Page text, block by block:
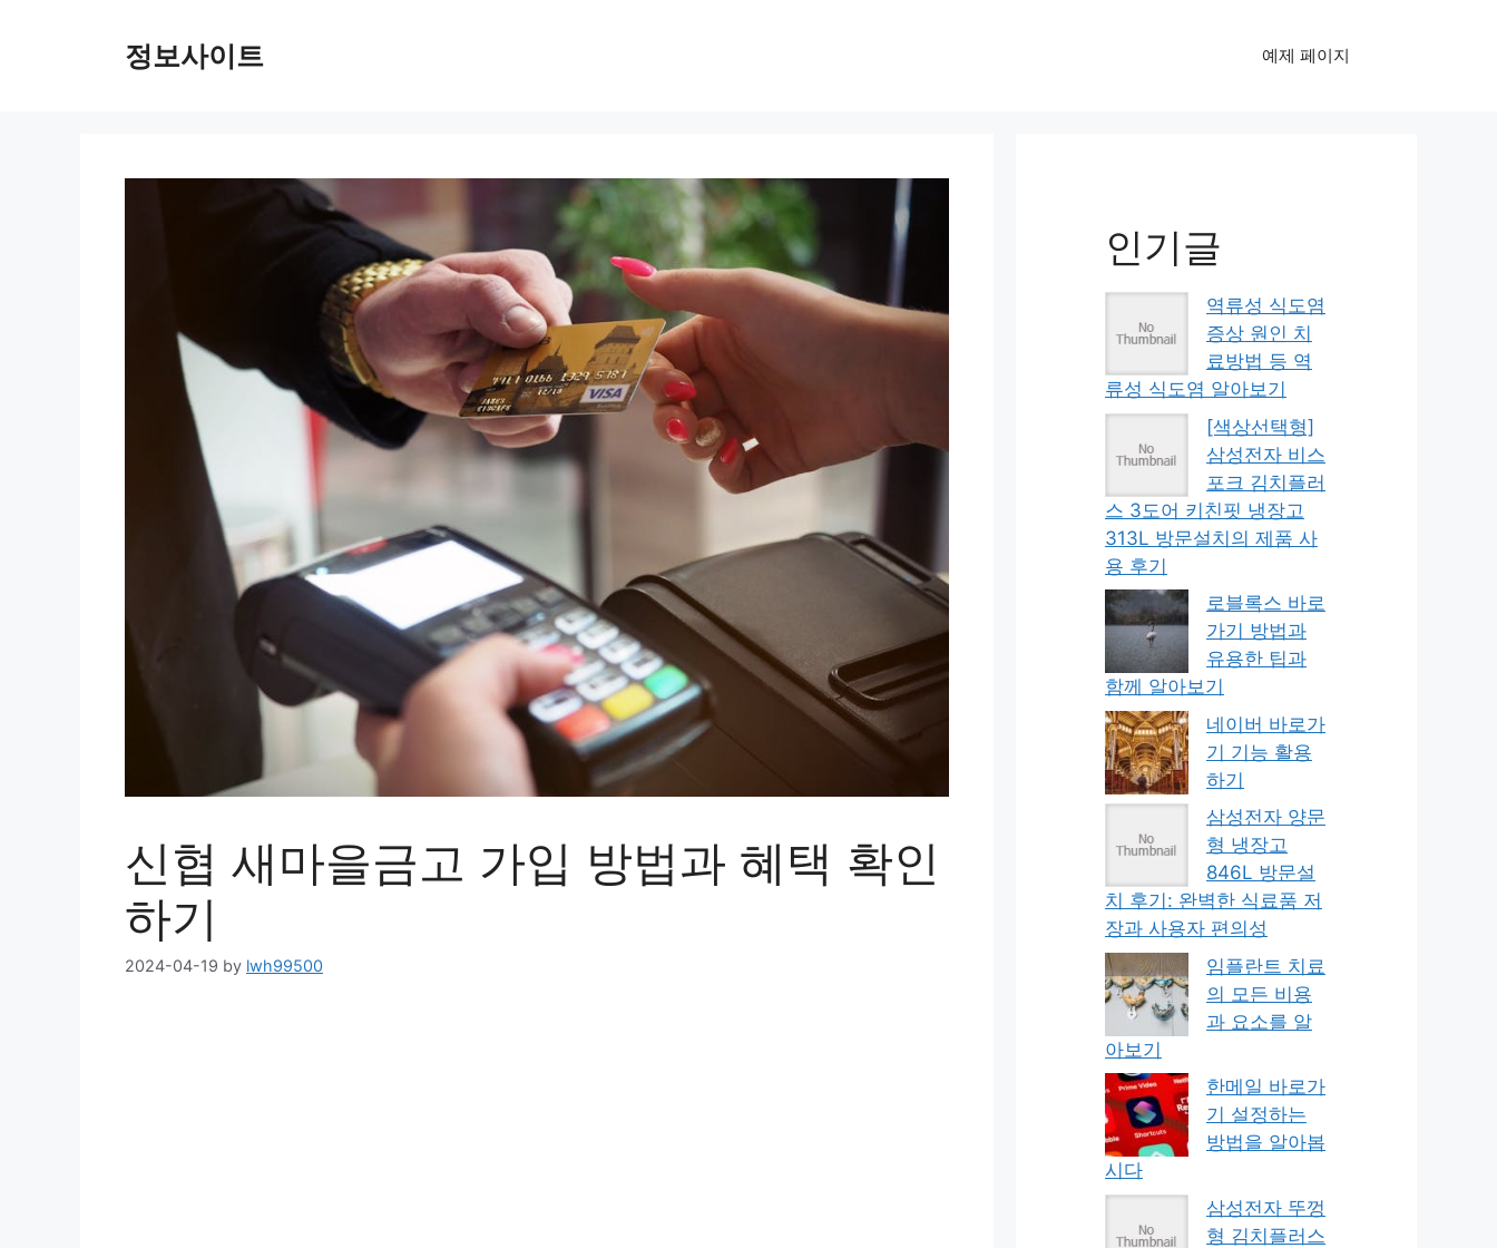
정보사이트 예제 페이지
신협 새마을금고 가입 방법과 혜택 확인
하기
2024-04-19 by lwh99500
인기글
역류성 식도염
증상 원인 치
료방법 등 역
류성 식도염 알아보기
[색상선택형]
삼성전자 비스
포크 김치플러
스 3도어 키친핏 냉장고
313L 방문설치의 제품 사
용 후기
로블록스 바로
가기 방법과
유용한 팁과
함께 알아보기
네이버 바로가
기 기능 활용
하기
삼성전자 양문
형 냉장고
846L 방문설
치 후기: 완벽한 식료품 저
장과 사용자 편의성
임플란트 치료
의 모든 비용
과 요소를 알
아보기
한메일 바로가
기 설정하는
방법을 알아봅
시다
삼성전자 뚜껑
형 김치플러스